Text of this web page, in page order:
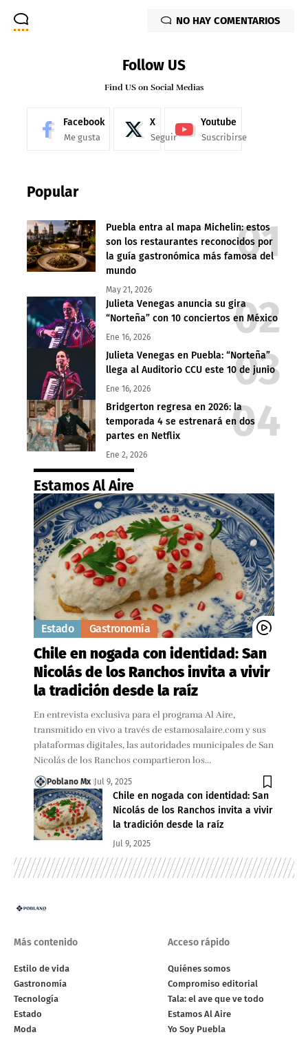
NO HAY COMENTARIOS
Follow US
Find US on Social Medias
Facebook
Me gusta
X
Seguir
Youtube
Suscribirse
Popular
Puebla entra al mapa Michelin: estos
son los restaurantes reconocidos por
la guía gastronómica más famosa del
mundo
May 21, 2026
Julieta Venegas anuncia su gira
“Norteña” con 10 conciertos en México
Ene 16, 2026
Julieta Venegas en Puebla: “Norteña”
llega al Auditorio CCU este 10 de junio
Ene 16, 2026
Bridgerton regresa en 2026: la
temporada 4 se estrenará en dos
partes en Netflix
Ene 2, 2026
Estamos Al Aire
Estado Gastronomía
Chile en nogada con identidad: San
Nicolás de los Ranchos invita a vivir
la tradición desde la raíz
En entrevista exclusiva para el programa Al Aire,
transmitido en vivo a través de estamosalaire.com y sus
plataformas digitales, las autoridades municipales de San
Nicolás de los Ranchos compartieron los…
Poblano Mx Jul 9, 2025
Chile en nogada con identidad: San
Nicolás de los Ranchos invita a vivir
la tradición desde la raíz
Jul 9, 2025
Más contenido
Estilo de vida
Gastronomía
Tecnología
Estado
Moda
Acceso rápido
Quiénes somos
Compromiso editorial
Tala: el ave que ve todo
Estamos Al Aire
Yo Soy Puebla